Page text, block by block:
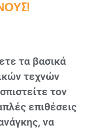
τα βασικά
τεχνών
τον
επιθέσεις
να